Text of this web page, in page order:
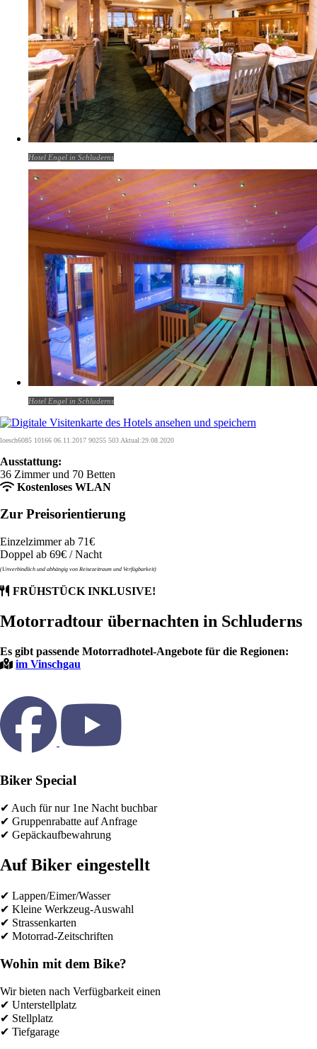
Hotel Engel in Schluderns
Hotel Engel in Schluderns
loesch6085 10166 06.11.2017 90255 503 Aktual:29.08.2020
Ausstattung:
36 Zimmer und 70 Betten
Kostenloses WLAN
Zur Preisorientierung
Einzelzimmer ab 71€
Doppel ab 69€ / Nacht
(Unverbindlich und abhängig von Reisezeitraum und Verfügbarkeit)
FRÜHSTÜCK INKLUSIVE!
Motorradtour übernachten in Schluderns
Es gibt passende Motorradhotel-Angebote für die Regionen:
im Vinschgau
Biker Special
✔ Auch für nur 1ne Nacht buchbar
✔ Gruppenrabatte auf Anfrage
✔ Gepäckaufbewahrung
Auf Biker eingestellt
✔ Lappen/Eimer/Wasser
✔ Kleine Werkzeug-Auswahl
✔ Strassenkarten
✔ Motorrad-Zeitschriften
Wohin mit dem Bike?
Wir bieten nach Verfügbarkeit einen
✔ Unterstellplatz
✔ Stellplatz
✔ Tiefgarage